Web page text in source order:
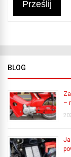
Prześlij
BLOG
–